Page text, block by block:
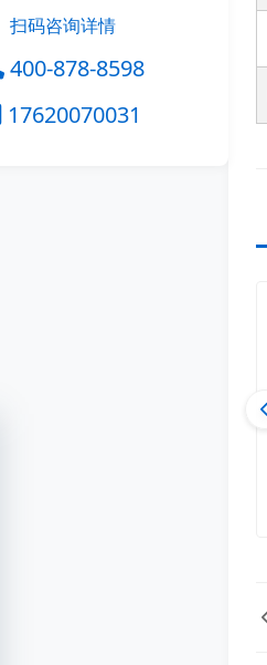
扫码咨询详情
400-878-8598
17620070031